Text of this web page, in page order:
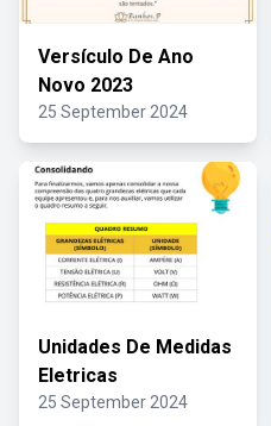
Versículo De Ano
Novo 2023
25 September 2024
Unidades De Medidas
Eletricas
25 September 2024